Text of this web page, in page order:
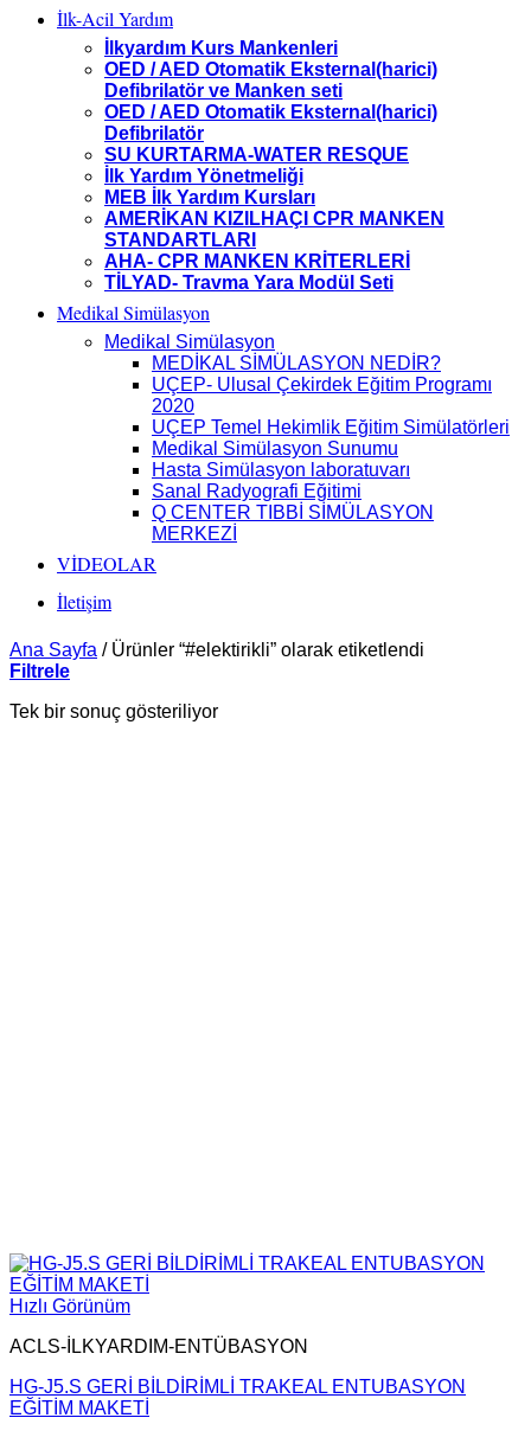
İlk-Acil Yardım
İlkyardım Kurs Mankenleri
OED / AED Otomatik Eksternal(harici)
Defibrilatör ve Manken seti
OED / AED Otomatik Eksternal(harici)
Defibrilatör
SU KURTARMA-WATER RESQUE
İlk Yardım Yönetmeliği
MEB İlk Yardım Kursları
AMERİKAN KIZILHAÇI CPR MANKEN
STANDARTLARI
AHA- CPR MANKEN KRİTERLERİ
TİLYAD- Travma Yara Modül Seti
Medikal Simülasyon
Medikal Simülasyon
MEDİKAL SİMÜLASYON NEDİR?
UÇEP- Ulusal Çekirdek Eğitim Programı
2020
UÇEP Temel Hekimlik Eğitim Simülatörleri
Medikal Simülasyon Sunumu
Hasta Simülasyon laboratuvarı
Sanal Radyografi Eğitimi
Q CENTER TIBBİ SİMÜLASYON
MERKEZİ
VİDEOLAR
İletişim
Ana Sayfa /Ürünler “#elektirikli” olarak etiketlendi
Filtrele
Tek bir sonuç gösteriliyor
Hızlı Görünüm
ACLS-İLKYARDIM-ENTÜBASYON
HG-J5.S GERİ BİLDİRİMLİ TRAKEAL ENTUBASYON
EĞİTİM MAKETİ